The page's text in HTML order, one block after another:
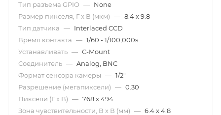
Тип разъема GPIO — None
Размер пикселя, Г x В (мкм) — 8.4 x 9.8
Тип датчика — Interlaced CCD
Время контакта — 1/60 - 1/100,000s
Устанавливать — C-Mount
Соединитель — Analog, BNC
Формат сенсора камеры — 1/2"
Разрешение (мегапиксели) — 0.30
Пиксели (Г x В) — 768 x 494
Зона чувствительности, В x В (мм) — 6.4 x 4.8